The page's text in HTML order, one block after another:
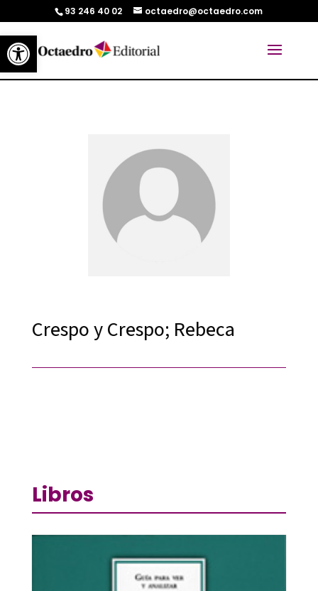
Abrir barra de herramientas
93 246 40 02 octaedro@octaedro.com
Crespo y Crespo; Rebeca
Libros